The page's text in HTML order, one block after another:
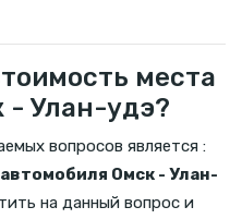
места
- Улан-удэ?
вопросов является :
Омск - Улан-
на данный вопрос и